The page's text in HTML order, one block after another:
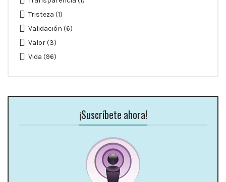
Tristeza (1)
Validación (6)
Valor(3)
Vida (96)
¡Suscríbete ahora!